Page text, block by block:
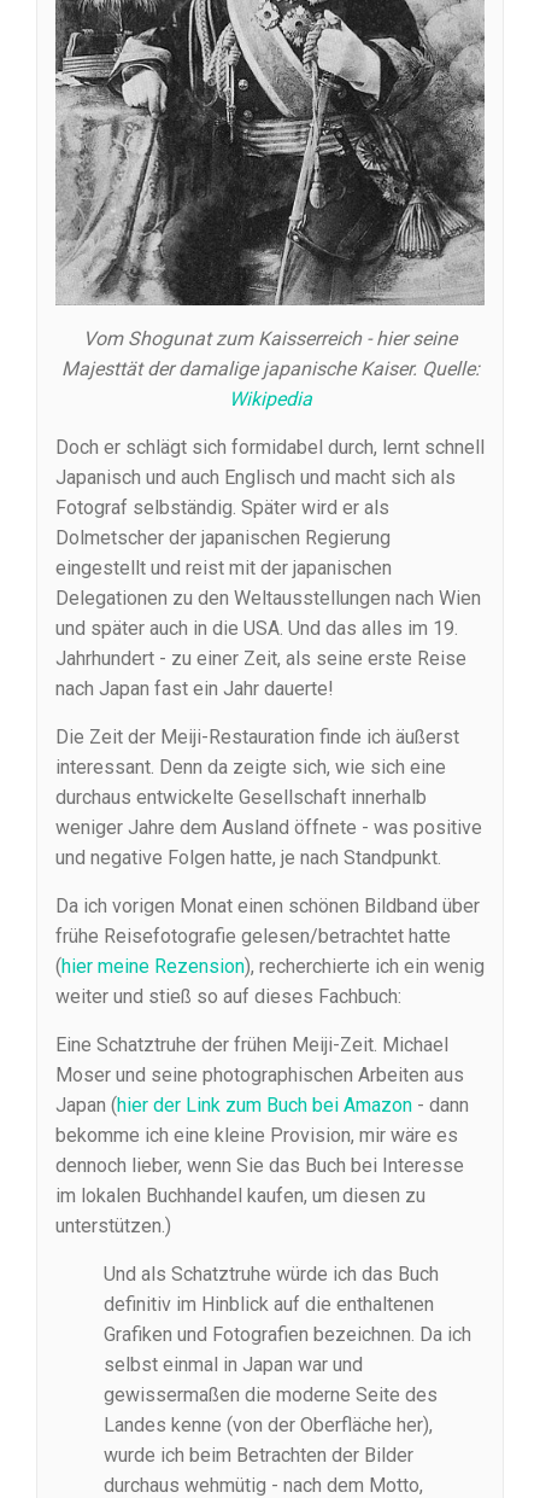
Vom Shogunat zum Kaisserreich - hier seine
Majesttät der damalige japanische Kaiser. Quelle:
Wikipedia
Doch er schlägt sich formidabel durch, lernt schnell
Japanisch und auch Englisch und macht sich als
Fotograf selbständig. Später wird er als
Dolmetscher der japanischen Regierung
eingestellt und reist mit der japanischen
Delegationen zu den Weltausstellungen nach Wien
und später auch in die USA. Und das alles im 19.
Jahrhundert - zu einer Zeit, als seine erste Reise
nach Japan fast ein Jahr dauerte!
Die Zeit der Meiji-Restauration finde ich äußerst
interessant. Denn da zeigte sich, wie sich eine
durchaus entwickelte Gesellschaft innerhalb
weniger Jahre dem Ausland öffnete - was positive
und negative Folgen hatte, je nach Standpunkt.
Da ich vorigen Monat einen schönen Bildband über
frühe Reisefotografie gelesen/betrachtet hatte
(hier meine Rezension), recherchierte ich ein wenig
weiter und stieß so auf dieses Fachbuch:
Eine Schatztruhe der frühen Meiji-Zeit. Michael
Moser und seine photographischen Arbeiten aus
Japan (hier der Link zum Buch bei Amazon - dann
bekomme ich eine kleine Provision, mir wäre es
dennoch lieber, wenn Sie das Buch bei Interesse
im lokalen Buchhandel kaufen, um diesen zu
unterstützen.)
Und als Schatztruhe würde ich das Buch
definitiv im Hinblick auf die enthaltenen
Grafiken und Fotografien bezeichnen. Da ich
selbst einmal in Japan war und
gewissermaßen die moderne Seite des
Landes kenne (von der Oberfläche her),
wurde ich beim Betrachten der Bilder
durchaus wehmütig - nach dem Motto,